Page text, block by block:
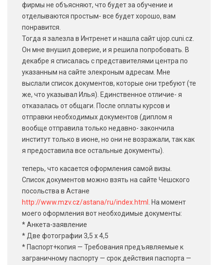
фирмы не объясняют, что будет за обучение и
отделываются простым- все будет хорошо, вам
понравится.
Тогда я залезла в Интренет и нашла сайт ujop.cuni.cz.
Он мне внушил доверие, и я решила попробовать. В
декабре я списалась с представителями центра по
указанным на сайте элекроным адресам. Мне
выслали список документов, которые они требуют (те
же, что указывал Илья). Единственное отличие- я
отказалась от общаги. После оплаты курсов и
отправки необходимых документов (диплом я
вообще отправила только недавно- закончила
институт только в июне, но они не возражали, так как
я предоставила все остальные документы).
теперь, что касается оформления самой визы.
Список документов можно взять на сайте Чешского
посольства в Астане
http://www.mzv.cz/astana/ru/index.html
. На момент
моего оформления вот необходимые документы:
* Анкета-заявление
* Две фотографии 3,5 х 4,5
* Паспорт+копия — Требования предъявляемые к
заграничному паспорту — срок действия паспорта —